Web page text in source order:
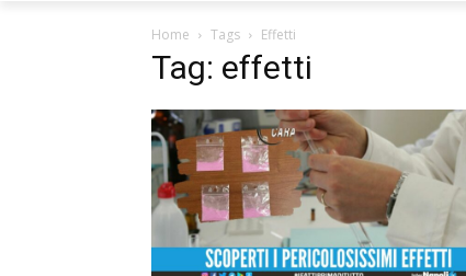
Home Tags Effetti
Tag: effetti